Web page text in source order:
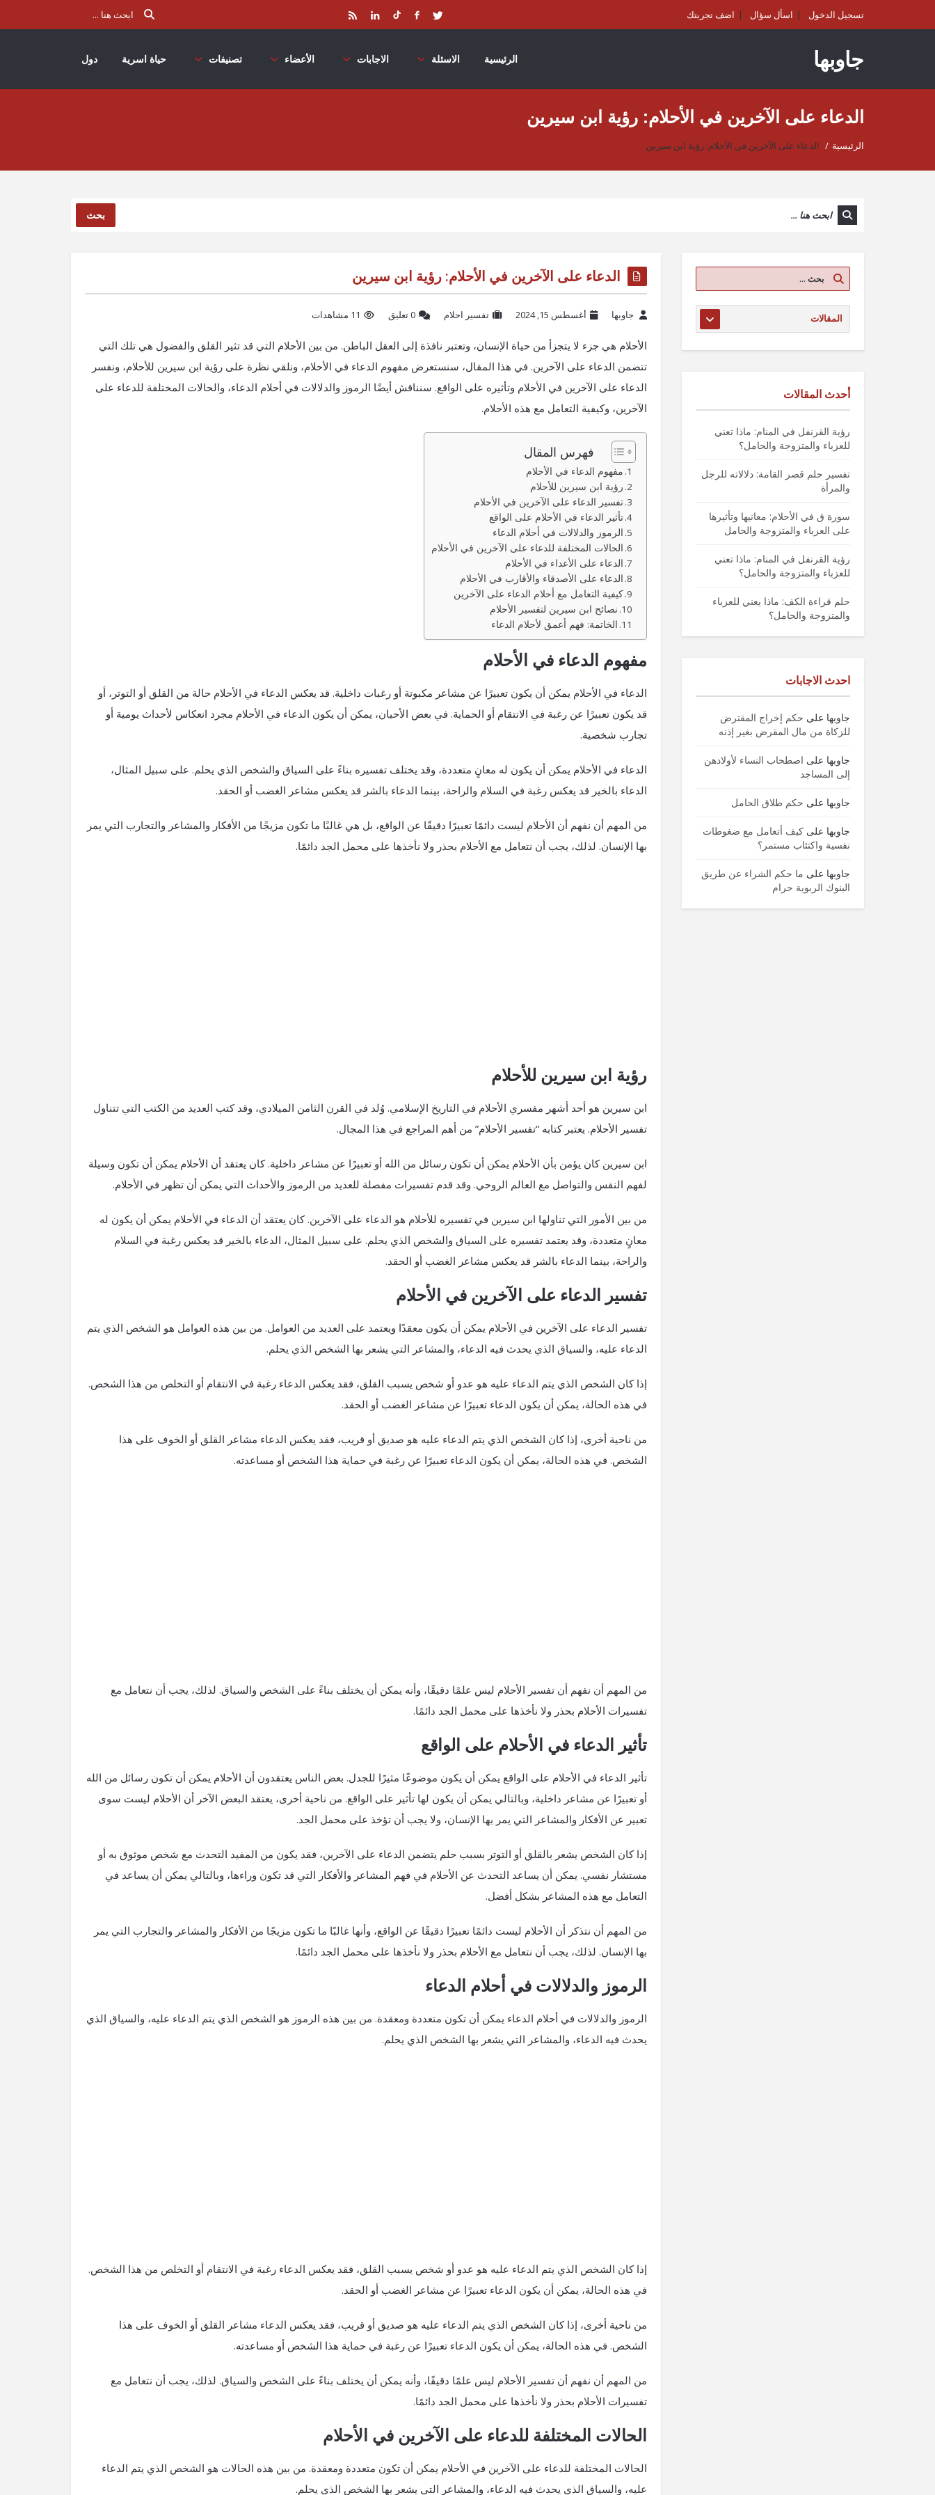
تسجيل الدخول اسأل سؤال اضف تجربتك
جاوبها الرئيسية الاسئلة الاجابات الأعضاء تصنيفات حياة اسرية دول
الدعاء على الآخرين في الأحلام: رؤية ابن سيرين
الرئيسية / الدعاء على الآخرين في الأحلام: رؤية ابن سيرين
بحث
الدعاء على الآخرين في الأحلام: رؤية ابن سيرين
جاوبها أغسطس 15, 2024 تفسير احلام ‫0 تعليق 11 مشاهدات
الأحلام هي جزء لا يتجزأ من حياة الإنسان، وتعتبر نافذة إلى العقل الباطن. من بين الأحلام التي قد تثير القلق والفضول هي تلك التي
تتضمن الدعاء على الآخرين. في هذا المقال، سنستعرض مفهوم الدعاء في الأحلام، ونلقي نظرة على رؤية ابن سيرين للأحلام، ونفسر
الدعاء على الآخرين في الأحلام وتأثيره على الواقع. سنناقش أيضًا الرموز والدلالات في أحلام الدعاء، والحالات المختلفة للدعاء على
الآخرين، وكيفية التعامل مع هذه الأحلام.
فهرس المقال
مفهوم الدعاء في الأحلام
رؤية ابن سيرين للأحلام
تفسير الدعاء على الآخرين في الأحلام
تأثير الدعاء في الأحلام على الواقع
الرموز والدلالات في أحلام الدعاء
الحالات المختلفة للدعاء على الآخرين في الأحلام
الدعاء على الأعداء في الأحلام
الدعاء على الأصدقاء والأقارب في الأحلام
كيفية التعامل مع أحلام الدعاء على الآخرين
نصائح ابن سيرين لتفسير الأحلام
الخاتمة: فهم أعمق لأحلام الدعاء
مفهوم الدعاء في الأحلام
الدعاء في الأحلام يمكن أن يكون تعبيرًا عن مشاعر مكبوتة أو رغبات داخلية. قد يعكس الدعاء في الأحلام حالة من القلق أو التوتر، أو
قد يكون تعبيرًا عن رغبة في الانتقام أو الحماية. في بعض الأحيان، يمكن أن يكون الدعاء في الأحلام مجرد انعكاس لأحداث يومية أو
تجارب شخصية.
الدعاء في الأحلام يمكن أن يكون له معانٍ متعددة، وقد يختلف تفسيره بناءً على السياق والشخص الذي يحلم. على سبيل المثال،
الدعاء بالخير قد يعكس رغبة في السلام والراحة، بينما الدعاء بالشر قد يعكس مشاعر الغضب أو الحقد.
من المهم أن نفهم أن الأحلام ليست دائمًا تعبيرًا دقيقًا عن الواقع، بل هي غالبًا ما تكون مزيجًا من الأفكار والمشاعر والتجارب التي يمر
بها الإنسان. لذلك، يجب أن نتعامل مع الأحلام بحذر ولا نأخذها على محمل الجد دائمًا.
رؤية ابن سيرين للأحلام
ابن سيرين هو أحد أشهر مفسري الأحلام في التاريخ الإسلامي. وُلد في القرن الثامن الميلادي، وقد كتب العديد من الكتب التي تتناول
تفسير الأحلام. يعتبر كتابه “تفسير الأحلام” من أهم المراجع في هذا المجال.
ابن سيرين كان يؤمن بأن الأحلام يمكن أن تكون رسائل من الله أو تعبيرًا عن مشاعر داخلية. كان يعتقد أن الأحلام يمكن أن تكون وسيلة
لفهم النفس والتواصل مع العالم الروحي. وقد قدم تفسيرات مفصلة للعديد من الرموز والأحداث التي يمكن أن تظهر في الأحلام.
من بين الأمور التي تناولها ابن سيرين في تفسيره للأحلام هو الدعاء على الآخرين. كان يعتقد أن الدعاء في الأحلام يمكن أن يكون له
معانٍ متعددة، وقد يعتمد تفسيره على السياق والشخص الذي يحلم. على سبيل المثال، الدعاء بالخير قد يعكس رغبة في السلام
والراحة، بينما الدعاء بالشر قد يعكس مشاعر الغضب أو الحقد.
تفسير الدعاء على الآخرين في الأحلام
تفسير الدعاء على الآخرين في الأحلام يمكن أن يكون معقدًا ويعتمد على العديد من العوامل. من بين هذه العوامل هو الشخص الذي يتم
الدعاء عليه، والسياق الذي يحدث فيه الدعاء، والمشاعر التي يشعر بها الشخص الذي يحلم.
إذا كان الشخص الذي يتم الدعاء عليه هو عدو أو شخص يسبب القلق، فقد يعكس الدعاء رغبة في الانتقام أو التخلص من هذا الشخص.
في هذه الحالة، يمكن أن يكون الدعاء تعبيرًا عن مشاعر الغضب أو الحقد.
من ناحية أخرى، إذا كان الشخص الذي يتم الدعاء عليه هو صديق أو قريب، فقد يعكس الدعاء مشاعر القلق أو الخوف على هذا
الشخص. في هذه الحالة، يمكن أن يكون الدعاء تعبيرًا عن رغبة في حماية هذا الشخص أو مساعدته.
من المهم أن نفهم أن تفسير الأحلام ليس علمًا دقيقًا، وأنه يمكن أن يختلف بناءً على الشخص والسياق. لذلك، يجب أن نتعامل مع
تفسيرات الأحلام بحذر ولا نأخذها على محمل الجد دائمًا.
تأثير الدعاء في الأحلام على الواقع
تأثير الدعاء في الأحلام على الواقع يمكن أن يكون موضوعًا مثيرًا للجدل. بعض الناس يعتقدون أن الأحلام يمكن أن تكون رسائل من الله
أو تعبيرًا عن مشاعر داخلية، وبالتالي يمكن أن يكون لها تأثير على الواقع. من ناحية أخرى، يعتقد البعض الآخر أن الأحلام ليست سوى
تعبير عن الأفكار والمشاعر التي يمر بها الإنسان، ولا يجب أن تؤخذ على محمل الجد.
إذا كان الشخص يشعر بالقلق أو التوتر بسبب حلم يتضمن الدعاء على الآخرين، فقد يكون من المفيد التحدث مع شخص موثوق به أو
مستشار نفسي. يمكن أن يساعد التحدث عن الأحلام في فهم المشاعر والأفكار التي قد تكون وراءها، وبالتالي يمكن أن يساعد في
التعامل مع هذه المشاعر بشكل أفضل.
من المهم أن نتذكر أن الأحلام ليست دائمًا تعبيرًا دقيقًا عن الواقع، وأنها غالبًا ما تكون مزيجًا من الأفكار والمشاعر والتجارب التي يمر
بها الإنسان. لذلك، يجب أن نتعامل مع الأحلام بحذر ولا نأخذها على محمل الجد دائمًا.
الرموز والدلالات في أحلام الدعاء
الرموز والدلالات في أحلام الدعاء يمكن أن تكون متعددة ومعقدة. من بين هذه الرموز هو الشخص الذي يتم الدعاء عليه، والسياق الذي
يحدث فيه الدعاء، والمشاعر التي يشعر بها الشخص الذي يحلم.
إذا كان الشخص الذي يتم الدعاء عليه هو عدو أو شخص يسبب القلق، فقد يعكس الدعاء رغبة في الانتقام أو التخلص من هذا الشخص.
في هذه الحالة، يمكن أن يكون الدعاء تعبيرًا عن مشاعر الغضب أو الحقد.
من ناحية أخرى، إذا كان الشخص الذي يتم الدعاء عليه هو صديق أو قريب، فقد يعكس الدعاء مشاعر القلق أو الخوف على هذا
الشخص. في هذه الحالة، يمكن أن يكون الدعاء تعبيرًا عن رغبة في حماية هذا الشخص أو مساعدته.
من المهم أن نفهم أن تفسير الأحلام ليس علمًا دقيقًا، وأنه يمكن أن يختلف بناءً على الشخص والسياق. لذلك، يجب أن نتعامل مع
تفسيرات الأحلام بحذر ولا نأخذها على محمل الجد دائمًا.
الحالات المختلفة للدعاء على الآخرين في الأحلام
الحالات المختلفة للدعاء على الآخرين في الأحلام يمكن أن تكون متعددة ومعقدة. من بين هذه الحالات هو الشخص الذي يتم الدعاء
عليه، والسياق الذي يحدث فيه الدعاء، والمشاعر التي يشعر بها الشخص الذي يحلم.
أحدث المقالات
رؤية القرنفل في المنام: ماذا تعني
للعزباء والمتزوجة والحامل؟
تفسير حلم قصر القامة: دلالاته للرجل
والمرأة
سورة ق في الأحلام: معانيها وتأثيرها
على العزباء والمتزوجة والحامل
رؤية القرنفل في المنام: ماذا تعني
للعزباء والمتزوجة والحامل؟
حلم قراءة الكف: ماذا يعني للعزباء
والمتزوجة والحامل؟
احدث الاجابات
جاوبها على حكم إخراج المقترض
للزكاة من مال المقرض بغير إذنه
جاوبها على اصطحاب النساء لأولادهن
إلى المساجد
جاوبها على حكم طلاق الحامل
جاوبها على كيف أتعامل مع ضغوطات
نفسية واكتئاب مستمر؟
جاوبها على ما حكم الشراء عن طريق
البنوك الربوية حرام